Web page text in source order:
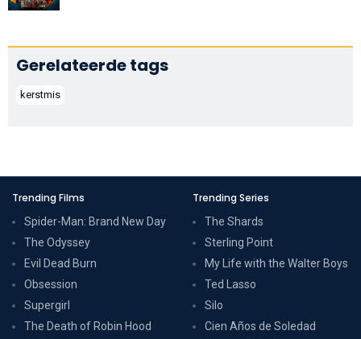
Gerelateerde tags
kerstmis
Trending Films
Spider-Man: Brand New Day
The Odyssey
Evil Dead Burn
Obsession
Supergirl
The Death of Robin Hood
Trending Series
The Shards
Sterling Point
My Life with the Walter Boys
Ted Lasso
Silo
Cien Años de Soledad